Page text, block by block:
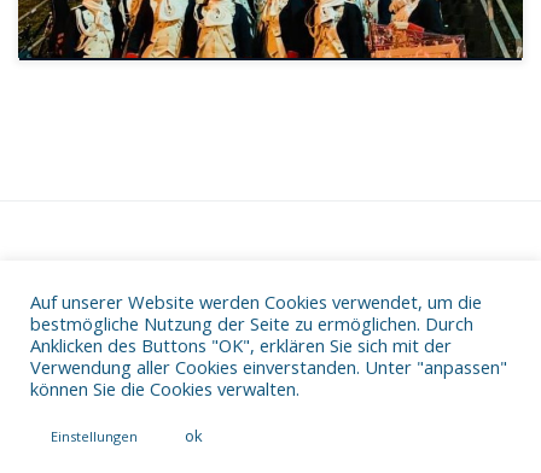
Datenschutz
Impressum
Auf unserer Website werden Cookies verwendet, um die
bestmögliche Nutzung der Seite zu ermöglichen. Durch
Anklicken des Buttons "OK", erklären Sie sich mit der
Verwendung aller Cookies einverstanden. Unter "anpassen"
können Sie die Cookies verwalten.
Einstellungen ok